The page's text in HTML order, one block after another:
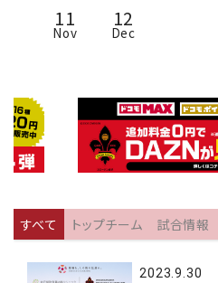
11
Nov
12
Dec
すべて トップチーム 試合情報
2023.9.30